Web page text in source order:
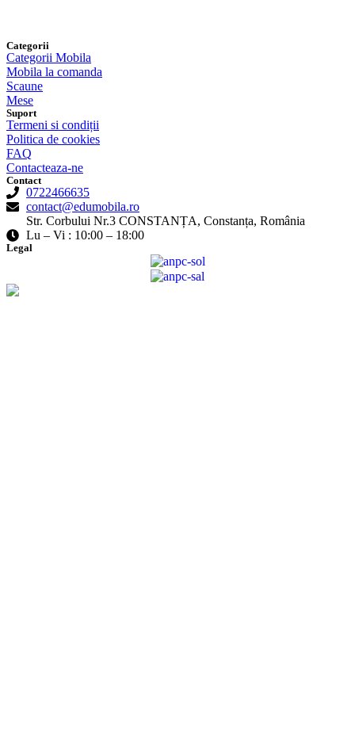
Categorii
Categorii Mobila
Mobila la comanda
Scaune
Mese
Suport
Termeni si condiții
Politica de cookies
FAQ
Contacteaza-ne
Contact
0722466635
contact@edumobila.ro
Str. Corbului Nr.3 CONSTANȚA, Constanța, România
Lu – Vi : 10:00 – 18:00
Legal